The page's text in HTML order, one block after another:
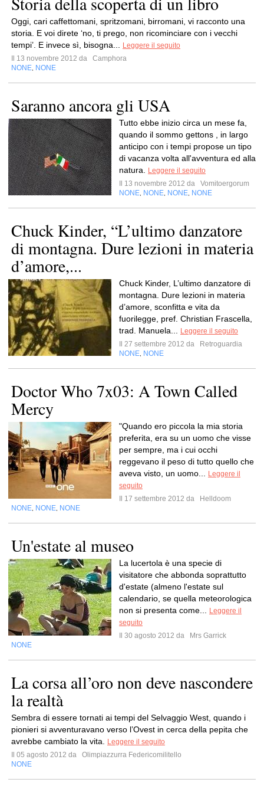
Oggi, cari caffettomani, spritzomani, birromani, vi racconto una
storia. E voi direte ‘no, ti prego, non ricominciare con i vecchi
tempi’. E invece sì, bisogna...
Leggere il seguito
Il 13 novembre 2012 da
Camphora
NONE NONE
Saranno ancora gli USA
Tutto ebbe inizio circa un mese fa,
quando il sommo gettons , in largo
anticipo con i tempi propose un tipo
di vacanza volta all'avventura ed alla
natura.
Leggere il seguito
Il 13 novembre 2012 da
Vomitoergorum
NONE NONE NONE NONE
Chuck Kinder, “L’ultimo danzatore
di montagna. Dure lezioni in materia
d’amore,...
Chuck Kinder, L’ultimo danzatore di
montagna. Dure lezioni in materia
d’amore, sconfitta e vita da
fuorilegge, pref. Christian Frascella,
trad. Manuela...
Leggere il seguito
Il 27 settembre 2012 da
Retroguardia
NONE NONE
Doctor Who 7x03: A Town Called
Mercy
"Quando ero piccola la mia storia
preferita, era su un uomo che visse
per sempre, ma i cui occhi
reggevano il peso di tutto quello che
aveva visto, un uomo...
Leggere il
seguito
Il 17 settembre 2012 da
Helldoom
NONE NONE NONE
Un'estate al museo
La lucertola è una specie di
visitatore che abbonda soprattutto
d'estate (almeno l'estate sul
calendario, se quella meteorologica
non si presenta come...
Leggere il
seguito
Il 30 agosto 2012 da
Mrs Garrick
NONE
La corsa all’oro non deve nascondere
la realtà
Sembra di essere tornati ai tempi del Selvaggio West, quando i
pionieri si avventuravano verso l’Ovest in cerca della pepita che
avrebbe cambiato la vita.
Leggere il seguito
Il 05 agosto 2012 da
Olimpiazzurra Federicomilitello
NONE